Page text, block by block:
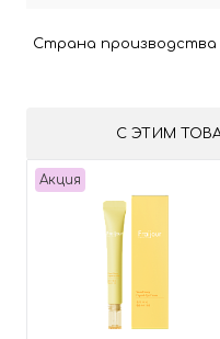
Страна производства
С ЭТИМ
Акция